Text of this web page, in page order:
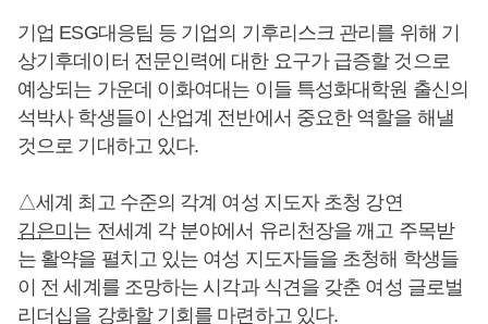
기업 ESG대응팀 등 기업의 기후리스크 관리를 위해 기
상기후데이터 전문인력에 대한 요구가 급증할 것으로
예상되는 가운데 이화여대는 이들 특성화대학원 출신의
석박사 학생들이 산업계 전반에서 중요한 역할을 해낼
것으로 기대하고 있다.
△세계 최고 수준의 각계 여성 지도자 초청 강연
김은미 는 전세계 각 분야에서 유리천장을 깨고 주목받
는 활약을 펼치고 있는 여성 지도자들을 초청해 학생들
이 전 세계를 조망하는 시각과 식견을 갖춘 여성 글로벌
리더십을 강화할 기회를 마련하고 있다.